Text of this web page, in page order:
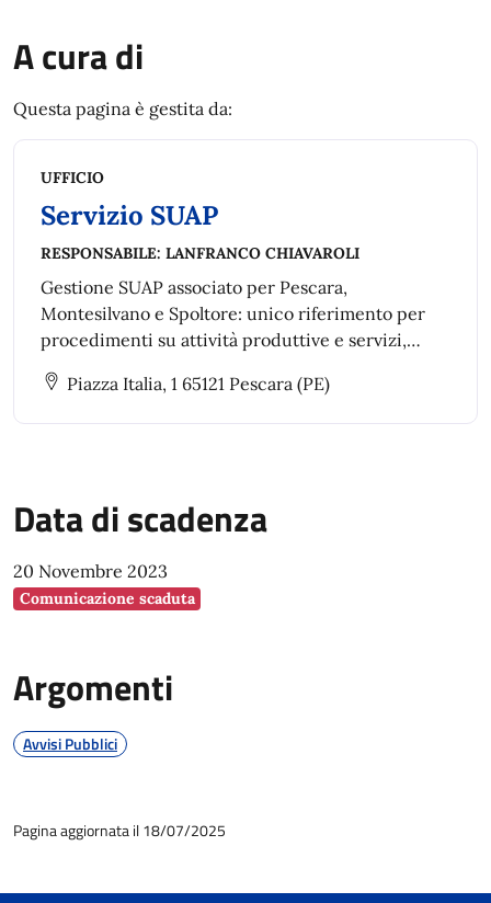
A cura di
Questa pagina è gestita da:
UFFICIO
Servizio SUAP
RESPONSABILE: LANFRANCO CHIAVAROLI
Gestione SUAP associato per Pescara,
Montesilvano e Spoltore: unico riferimento per
procedimenti su attività produttive e servizi,
semplificando autorizzazioni, trasformazioni,
ampliamenti, trasferimenti, cessazioni e
riattivazioni.
Piazza Italia, 1 65121 Pescara (PE)
Data di scadenza
20 Novembre 2023
Comunicazione scaduta
Argomenti
Avvisi Pubblici
Pagina aggiornata il 18/07/2025